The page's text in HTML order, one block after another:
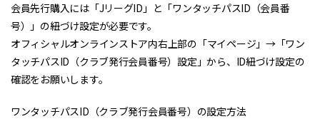
会員先行購入には「JリーグID」と「ワンタッチパスID（会員番
号）」の紐づけ設定が必要です。
オフィシャルオンラインストア内右上部の「マイページ」→「ワン
タッチパスID（クラブ発行会員番号）設定」から、ID紐づけ設定の
確認をお願いします。
ワンタッチパスID（クラブ発行会員番号）の設定方法